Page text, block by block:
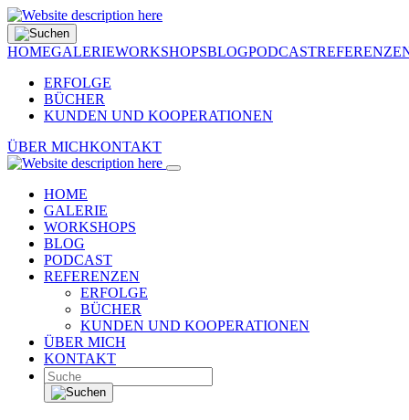
HOMEGALERIEWORKSHOPSBLOGPODCAST
ERFOLGE
BÜCHER
KUNDEN UND KOOPERATIONEN
ÜBER MICHKONTAKT
HOME
GALERIE
WORKSHOPS
BLOG
PODCAST
REFERENZEN
ERFOLGE
BÜCHER
KUNDEN UND KOOPERATIONEN
ÜBER MICH
KONTAKT